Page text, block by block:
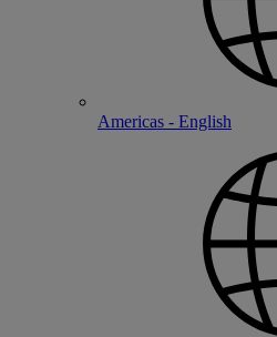
Americas - English